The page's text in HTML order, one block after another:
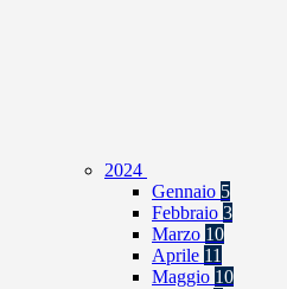
2024
Gennaio 5
Febbraio 3
Marzo 10
Aprile 11
Maggio 10